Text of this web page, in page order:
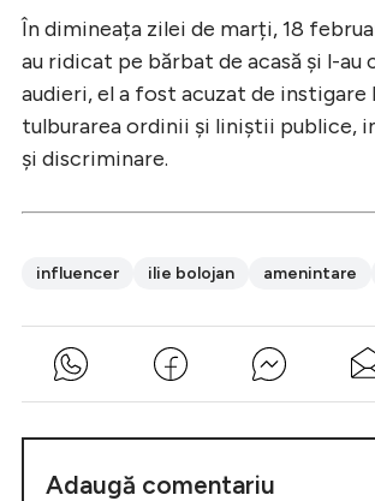
În dimineața zilei de marți, 18
au ridicat pe bărbat de acasă și l-au
audieri, el a fost acuzat de instigare
tulburarea ordinii și liniștii publice,
și discriminare.
influencer ilie bolojan amenintare
Adaugă comentariu